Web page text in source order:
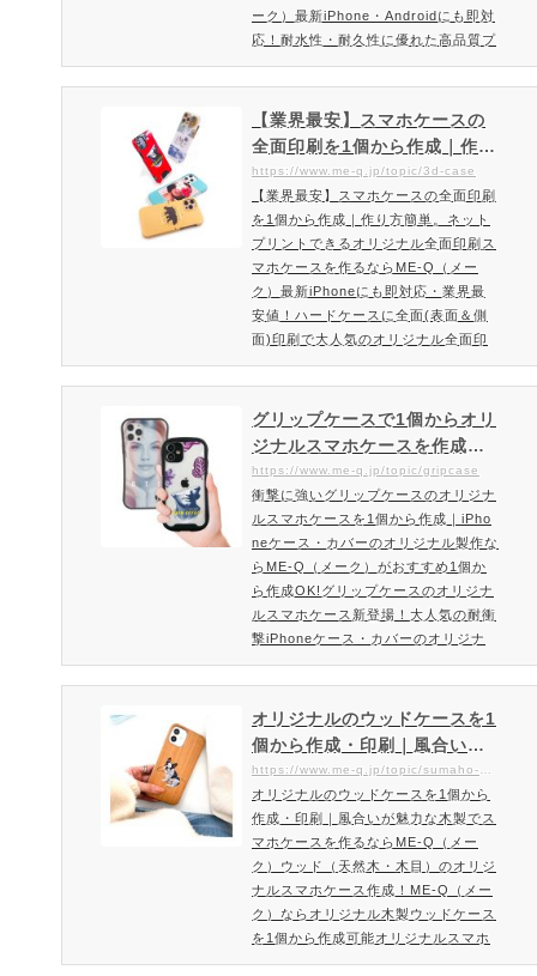
ーク）最新iPhone・Androidにも即対
応！耐水性・耐久性に優れた高品質プ
リンターで作るオリジナルスマホケー
ス。1個から作成・印刷可能。個人利
用・オリジナルグッズを販売されてい
る作家様・販促品・ノベルティに最適
はコスパ◎のオリジナルソフトケース
れるME-Qでも人気のソフトケース。
大手企業・ショップでもご利用いた…
【業界最安】スマホケースの
全面印刷を1個から作成｜作り
方簡単。ネットプリントでき
るオリジナル全面印刷スマホ
ケースを作るならME-Q（メー
ク）
https://www.me-q.jp/topic/3d-case
【業界最安】スマホケースの全面印刷
を1個から作成｜作り方簡単。ネット
プリントできるオリジナル全面印刷ス
マホケースを作るならME-Q（メー
ク）最新iPhoneにも即対応・業界最
安値！ハードケースに全面(表面＆側
面)印刷で大人気のオリジナル全面印
刷スマホケーススマホケースに超硬質
コーティングで驚きの綺麗な仕上が
り！安いだけじゃない高品質仕上がり
で皆様にご好評頂いております。オリ
ジナル全面印刷スマホケースの印刷方
なった3D昇華転写印刷という方式を
とっております。インクシートを加
熱…
グリップケースで1個からオリ
ジナルスマホケースを作成｜i
Phoneケースのオリジナル製
作ならME-Q（メーク）
https://www.me-q.jp/topic/gripcase
衝撃に強いグリップケースのオリジナ
ルスマホケースを1個から作成｜iPho
neケース・カバーのオリジナル製作な
らME-Q（メーク）がおすすめ1個か
ら作成OK!グリップケースのオリジナ
ルスマホケース新登場！大人気の耐衝
撃iPhoneケース・カバーのオリジナ
ルプリント製作。人気の耐衝撃タイプ
「オリジナルグリップケース」のiPho
neケース・カバーのオリジナルプリン
トするならME-Q（メーク）がおすす
め！グリップケースのオリジナルスマ
ちやすさが人気のiPhoneケース・カ
バーのオリジナル製作・プリントで…
オリジナルのウッドケースを1
個から作成・印刷｜風合いが
魅力な木製でスマホケースを
作るならME-Q（メーク）
オリジナルのウッドケースを1個から
作成・印刷｜風合いが魅力な木製でス
マホケースを作るならME-Q（メー
ク）ウッド（天然木・木目）のオリジ
ナルスマホケース作成！ME-Q（メー
ク）ならオリジナル木製ウッドケース
を1個から作成可能オリジナルスマホ
ウッドケースの木目は2種類ご用意！